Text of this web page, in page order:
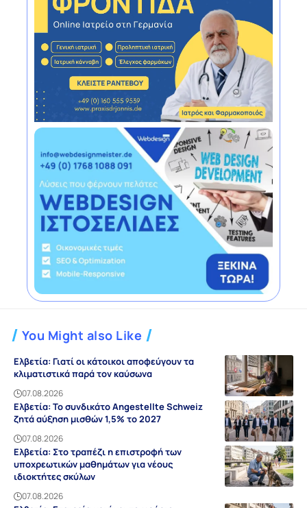
You Might also Like
Ελβετία: Γιατί οι κάτοικοι αποφεύγουν τα
κλιματιστικά παρά τον καύσωνα
07.08.2026
Ελβετία: Το συνδικάτο Angestellte Schweiz
ζητά αύξηση μισθών 1,5% το 2027
07.08.2026
Ελβετία: Στο τραπέζι η επιστροφή των
υποχρεωτικών μαθημάτων για νέους
ιδιοκτήτες σκύλων
07.08.2026